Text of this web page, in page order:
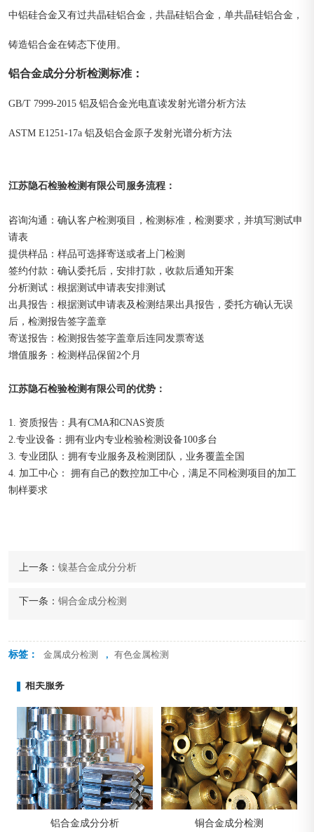
中铝硅合金又有过共晶硅铝合金，共晶硅铝合金，单共晶硅铝合金，
铸造铝合金在铸态下使用。
铝合金成分分析检测标准 ：
GB/T 7999-2015 铝及铝合金光电直读发射光谱分析方法
ASTM E1251-17a 铝及铝合金原子发射光谱分析方法
江苏隐石检验检测有限公司 服务流程 ：
咨询沟通：确认客户检测项目，检测标准，检测要求，并填写测试申
请表
提供样品：样品可选择寄送或者上门检测
签约付款：确认委托后，安排打款，收款后通知开案
分析测试：根据测试申请表安排测试
出具报告：根据测试申请表及检测结果出具报告，委托方确认无误
后，检测报告签字盖章
寄送报告：检测报告签字盖章后连同发票寄送
增值服务：检测样品保留2个月
江苏隐石检验检测有限公司的优势：
1. 资质报告：具有CMA和CNAS资质
2.专业设备：拥有业内专业检验检测设备100多台
3. 专业团队：拥有专业服务及检测团队，业务覆盖全国
4. 加工中心： 拥有自己的数控加工中心，满足不同检测项目的加工
制样要求
上一条： 镍基合金成分分析
下一条： 铜合金成分检测
标签： 金属成分检测 , 有色金属检测
相关服务
铝合金成分分析 铜合金成分检测